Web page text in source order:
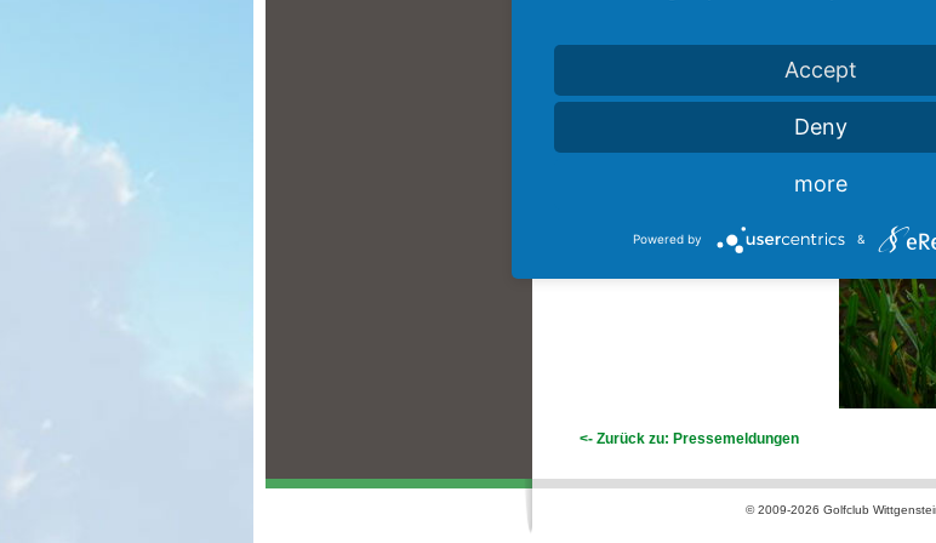
Gemäht wird aber erst nächste Woche,
da die Gräser sich durch die Sonne /
<- Zurück zu: Pressemeldungen
© 2009-2026 Golfclub
Accept
Deny
more
Powered by &